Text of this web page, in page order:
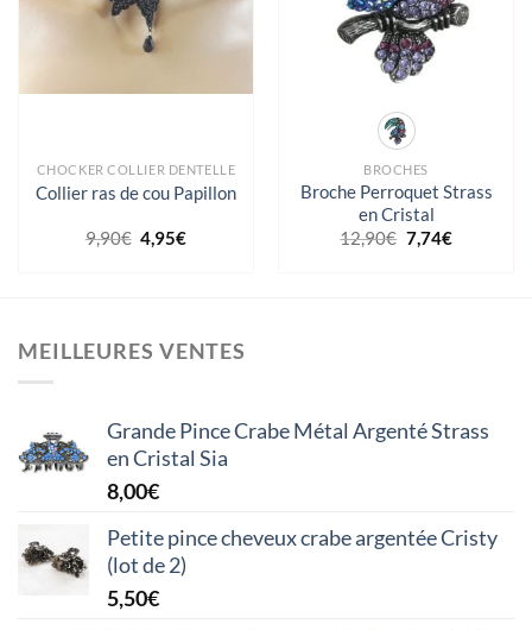
CHOCKER COLLIER DENTELLE
Collier ras de cou Papillon
9,90€ Le
prix
4,95€Le
BROCHES
Broche Perroquet Strass
en Cristal
12,90€ Le
prix
7,74€Le
MEILLEURES VENTES
Grande Pince Crabe Métal Argenté Strass
en Cristal Sia
8,00€
Petite pince cheveux crabe argentée Cristy
(lot de 2)
5,50€